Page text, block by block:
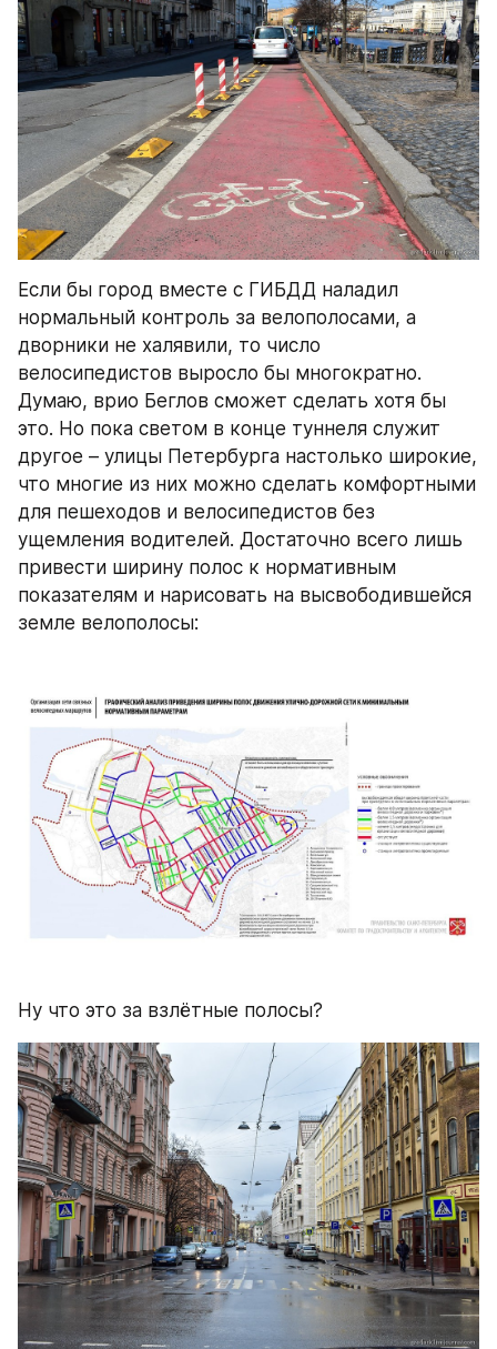
Если бы город вместе с ГИБДД наладил
нормальный контроль за велополосами, а
дворники не халявили, то число
велосипедистов выросло бы многократно.
Думаю, врио Беглов сможет сделать хотя бы
это. Но пока светом в конце туннеля служит
другое – улицы Петербурга настолько широкие,
что многие из них можно сделать комфортными
для пешеходов и велосипедистов без
ущемления водителей. Достаточно всего лишь
привести ширину полос к нормативным
показателям и нарисовать на высвободившейся
земле велополосы:
Ну что это за взлётные полосы?